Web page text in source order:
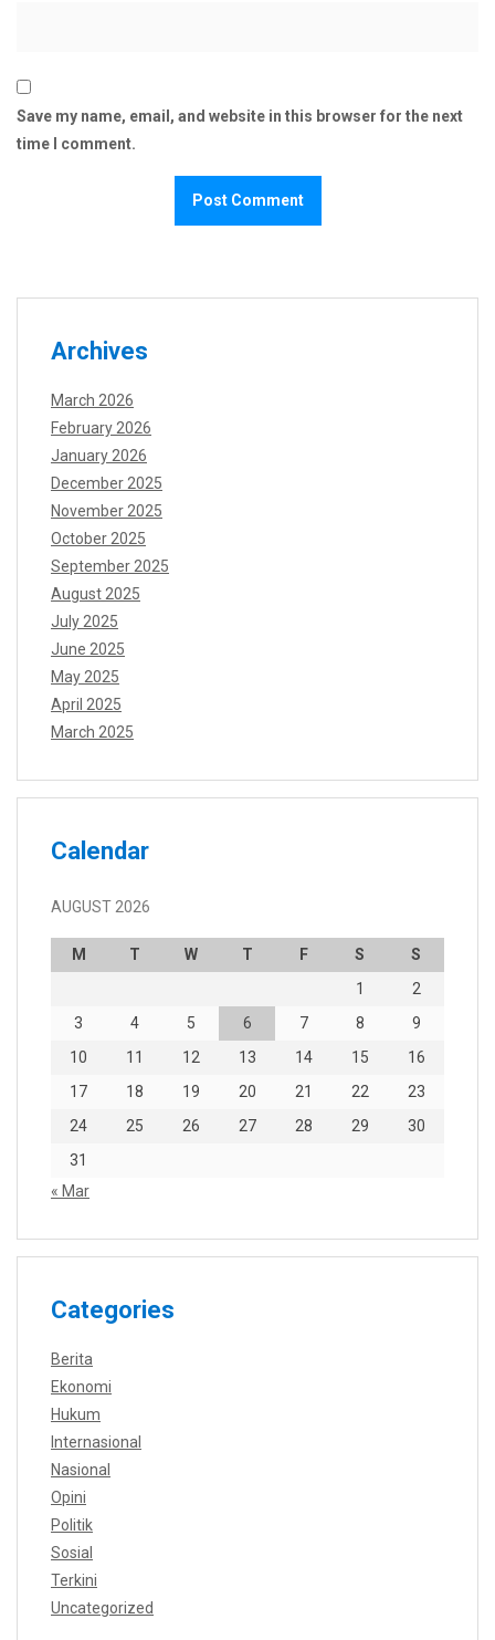
Save my name, email, and website in this browser for the next
time I comment.
Archives
March 2026
February 2026
January 2026
December 2025
November 2025
October 2025
September 2025
August 2025
July 2025
June 2025
May 2025
April 2025
March 2025
Calendar
AUGUST 2026
M T W T F S
S
1
2
3
4 5 6 7 8
9
10
11 12 13 14 15
16
17
18 19 20 21 22
23
24
25 26 27 28 29
30
31
« Mar
Categories
Berita
Ekonomi
Hukum
Internasional
Nasional
Opini
Politik
Sosial
Terkini
Uncategorized